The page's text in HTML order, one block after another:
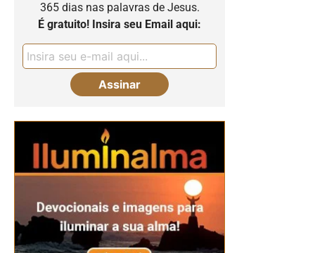
365 dias nas palavras de Jesus.
É gratuito! Insira seu Email aqui: